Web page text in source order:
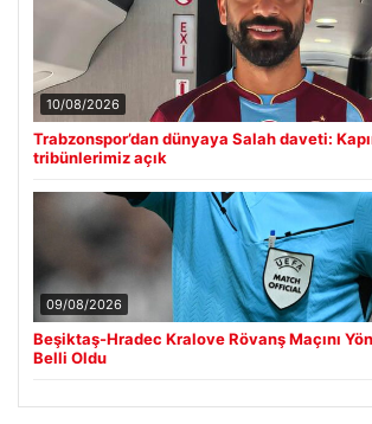
10/08/2026
Trabzonspor’dan dünyaya Salah daveti:
tribünlerimiz açık
09/08/2026
Beşiktaş-Hradec Kralove Rövanş Maçını
Belli Oldu